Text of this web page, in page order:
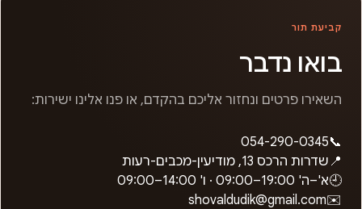
קביעת תור
בואו נדבר
השאירו פרטים ונחזור אליכם בהקדם, או פנו אלינו ישירות:
📞
054-290-0345
📍 שדרות הרכס 13, מודיעין-מכבים-רעות
🕘א'–ה' 09:00–19:00 · ו' 09:00–14:00
✉️
shovaldudik@gmail.com